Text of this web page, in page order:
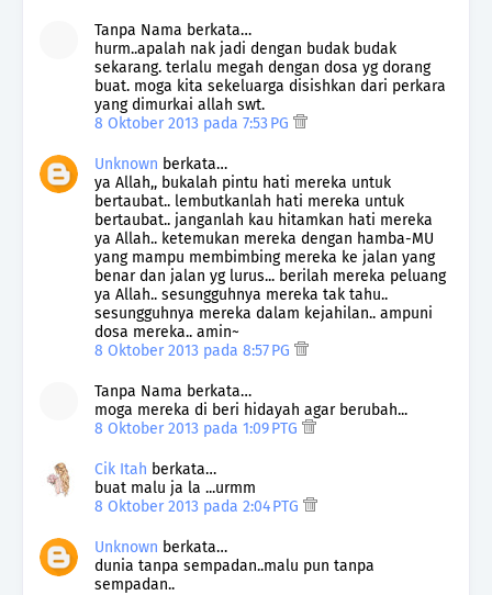
Tanpa Nama berkata…
hurm..apalah nak jadi dengan budak budak
sekarang. terlalu megah dengan dosa yg dorang
buat. moga kita sekeluarga disishkan dari perkara
yang dimurkai allah swt.
8 Oktober 2013 pada 7:53 PG
Unknown berkata…
ya Allah,, bukalah pintu hati mereka untuk
bertaubat.. lembutkanlah hati mereka untuk
bertaubat.. janganlah kau hitamkan hati mereka
ya Allah.. ketemukan mereka dengan hamba-MU
yang mampu membimbing mereka ke jalan yang
benar dan jalan yg lurus... berilah mereka peluang
ya Allah.. sesungguhnya mereka tak tahu..
sesungguhnya mereka dalam kejahilan.. ampuni
dosa mereka.. amin~
8 Oktober 2013 pada 8:57 PG
Tanpa Nama berkata…
moga mereka di beri hidayah agar berubah...
8 Oktober 2013 pada 1:09 PTG
Cik Itah berkata…
buat malu ja la ...urmm
8 Oktober 2013 pada 2:04 PTG
Unknown berkata…
dunia tanpa sempadan..malu pun tanpa
sempadan..